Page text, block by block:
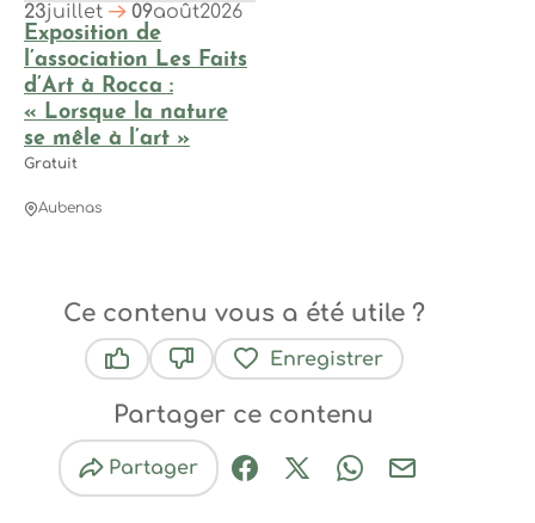
Exposition de
l’association Les Faits
d’Art à Rocca :
« Lorsque la nature
se mêle à l’art »
Gratuit
23juillet 09août2026
Aubenas
Ce contenu vous a été utile ?
Enregistrer
Partager ce contenu
Partager
Partager sur Facebook
Partager sur X / Twitter
Partager sur
Partager par